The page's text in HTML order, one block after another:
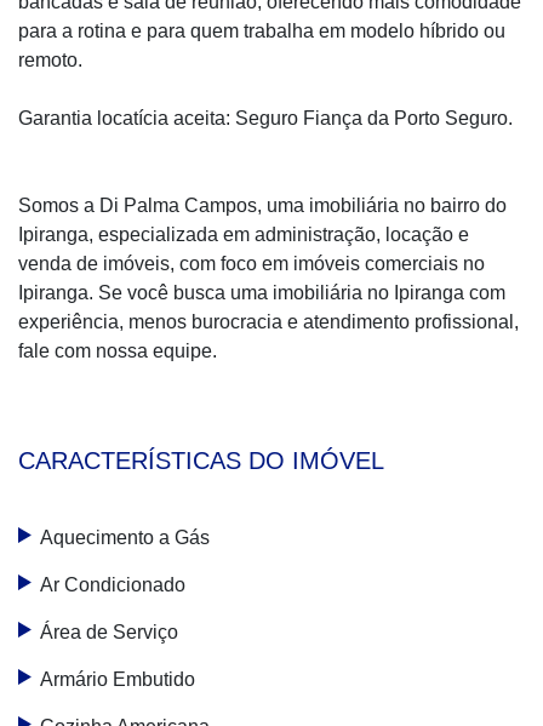
para a rotina e para quem trabalha em modelo híbrido ou
remoto.
Garantia locatícia aceita: Seguro Fiança da Porto Seguro.
Somos a Di Palma Campos, uma imobiliária no bairro do
Ipiranga, especializada em administração, locação e
venda de imóveis, com foco em imóveis comerciais no
Ipiranga. Se você busca uma imobiliária no Ipiranga com
experiência, menos burocracia e atendimento profissional,
fale com nossa equipe.
CARACTERÍSTICAS DO IMÓVEL
Aquecimento a Gás
Ar Condicionado
Área de Serviço
Armário Embutido